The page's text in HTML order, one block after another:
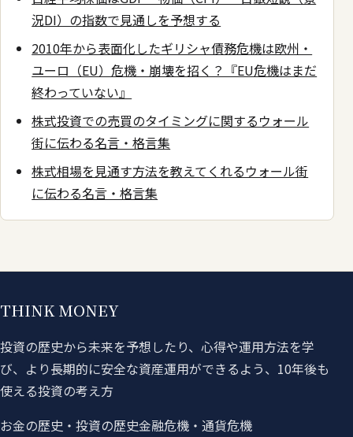
況DI）の指数で見通しを予想する
2010年から表面化したギリシャ債務危機は欧州・
ユーロ（EU）危機・崩壊を招く？『EU危機はまだ
終わっていない』
株式投資での売買のタイミングに関するウォール
街に伝わる名言・格言集
株式相場を見通す方法を教えてくれるウォール街
に伝わる名言・格言集
THINK MONEY
投資の歴史から未来を予想したり、心得や運用方法を学
び、より長期的に安全な資産運用ができるよう、10年後も
使える投資の考え方
お金の歴史・投資の歴史金融危機・通貨危機